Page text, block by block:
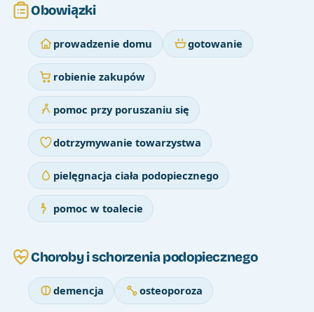
Obowiązki
prowadzenie domu gotowanie
robienie zakupów
pomoc przy poruszaniu się
dotrzymywanie towarzystwa
pielęgnacja ciała podopiecznego
pomoc w toalecie
Choroby i schorzenia podopiecznego
demencja osteoporoza